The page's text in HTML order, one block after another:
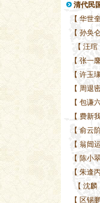
清代民
【 华世
【 孙奂
【 汪琯
【 张一
【 许玉
【 周退
【 包谦
【 费新
【 俞云
【 翁闿运
【 陈小
【 朱逢
【 沈麟
【 区锡
广东青年名家、岭